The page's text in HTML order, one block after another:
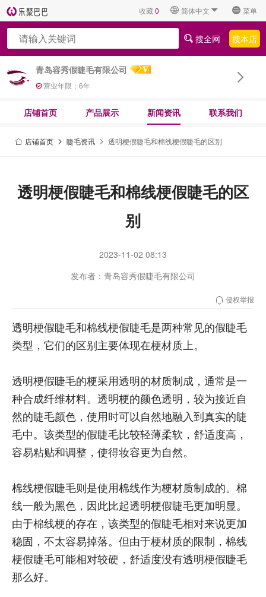
收藏0 简体中文 菜单
青岛容秀假睫毛有限公司
营业年限： 6年
搜全网 搜本店
店铺首页 产品展示 新闻资讯 联系我们
店铺首页 睫毛资讯 透明梗假睫毛和棉线梗假睫毛的区别
透明梗假睫毛和棉线梗假睫毛的区
别
2023-11-02 08:13
发布者：青岛容秀假睫毛有限公司
侵权举报
透明梗假睫毛和棉线梗假睫毛是两种常见的假睫毛
类型，它们的区别主要体现在梗材质上。
透明梗假睫毛的梗采用透明的材质制成，通常是一
种合成纤维材料。透明梗的颜色透明，较为接近自
然的睫毛颜色，使用时可以自然地融入到真实的睫
毛中。该类型的假睫毛比较轻薄柔软，舒适度高，
容易粘贴和调整，使得妆容更为自然。
棉线梗假睫毛则是使用棉线作为梗材质制成的。棉
线一般为黑色，因此比起透明梗假睫毛更加明显。
由于棉线梗的存在，该类型的假睫毛相对来说更加
稳固，不太容易掉落。但由于梗材质的限制，棉线
梗假睫毛可能相对较硬，舒适度没有透明梗假睫毛
那么好。